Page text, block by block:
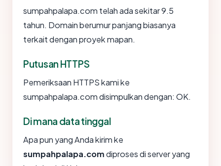
sumpahpalapa.com telah ada sekitar 9.5
tahun. Domain berumur panjang biasanya
terkait dengan proyek mapan.
Putusan HTTPS
Pemeriksaan HTTPS kami ke
sumpahpalapa.com disimpulkan dengan: OK.
Di mana data tinggal
Apa pun yang Anda kirim ke
sumpahpalapa.comdiproses di server yang